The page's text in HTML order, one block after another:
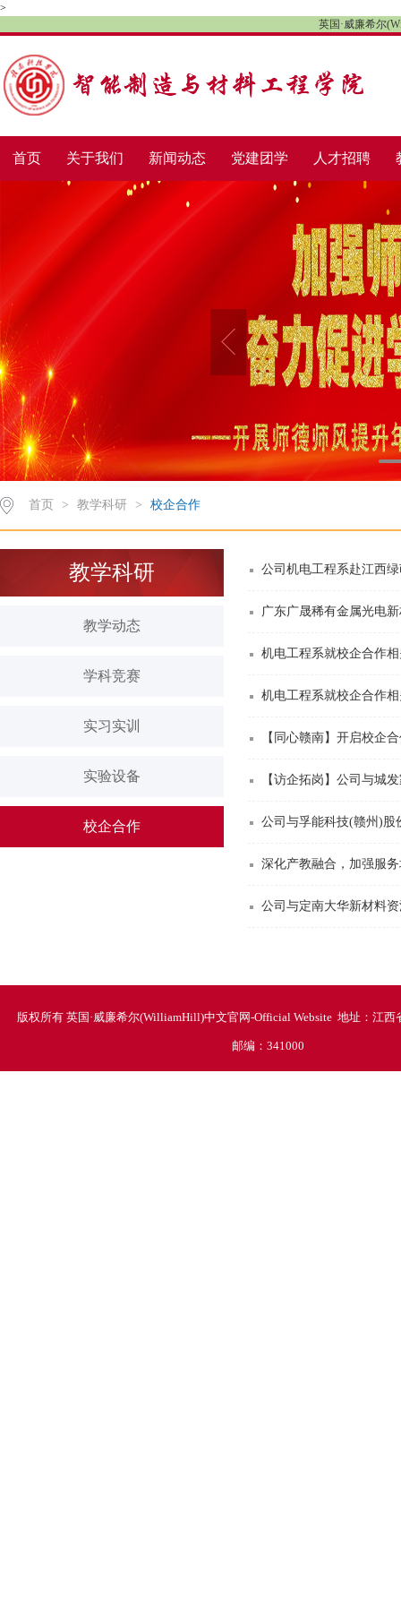
>
英国·威廉希尔
首页 关于我们 新闻动态 党建团学 人才招聘
首页 > 教学科研 > 校企合作
教学科研
教学动态
学科竞赛
实习实训
实验设备
校企合作
公司机电工程系赴江西
广东广晟稀有金属光电
机电工程系就校企合作
机电工程系就校企合作
【同心赣南】开启校企
【访企拓岗】公司与城
公司与孚能科技(赣州)股
深化产教融合，加强服
公司与定南大华新材料
版权所有 英国·威廉希尔(WilliamHill)中文官网-Official Website 地址：江西
邮编：341000